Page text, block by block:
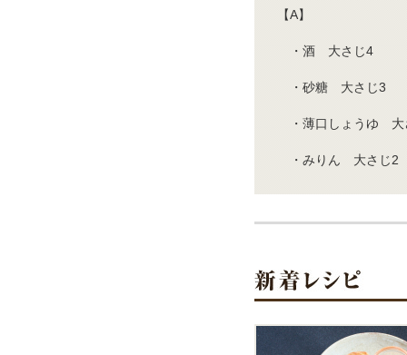
【A】
・酒 大さじ4
・砂糖 大さじ3
・薄口しょうゆ 大
・みりん 大さじ2